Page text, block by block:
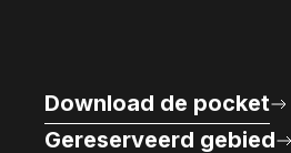
Download de pocket
Gereserveerd gebied